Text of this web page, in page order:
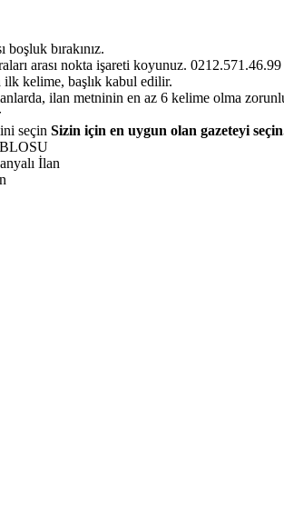
boşluk bırakınız.
arası nokta işareti koyunuz. 0212.571.46.99
ilk kelime, başlık kabul edilir.
ilan metninin en az 6 kelime olma
Sizin için en uygun olan gazeteyi
İlan